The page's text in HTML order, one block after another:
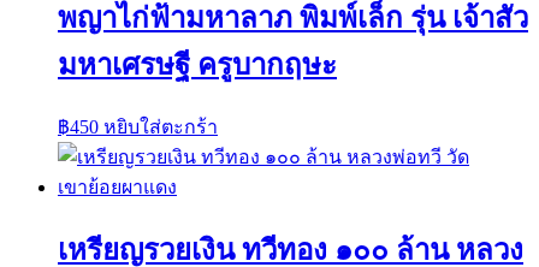
พญาไก่ฟ้ามหาลาภ พิมพ์เล็ก รุ่น เจ้าสัว
มหาเศรษฐี ครูบากฤษะ
฿450 หยิบใส่ตะกร้า
เหรียญรวยเงิน ทวีทอง ๑๐๐ ล้าน หลวง